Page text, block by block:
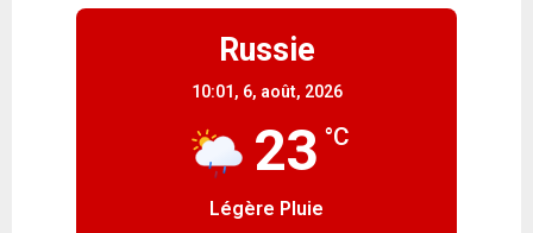
Russie
10:01, 6, août, 2026
23 °C
Légère Pluie